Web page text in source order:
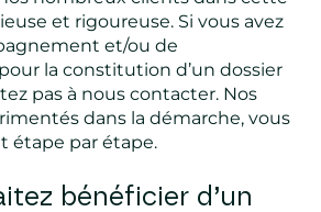
et rigoureuse. Si vous avez
et/ou de
la constitution d’un dossier
pas à nous contacter. Nos
dans la démarche, vous
étape par étape.
bénéficier d’un